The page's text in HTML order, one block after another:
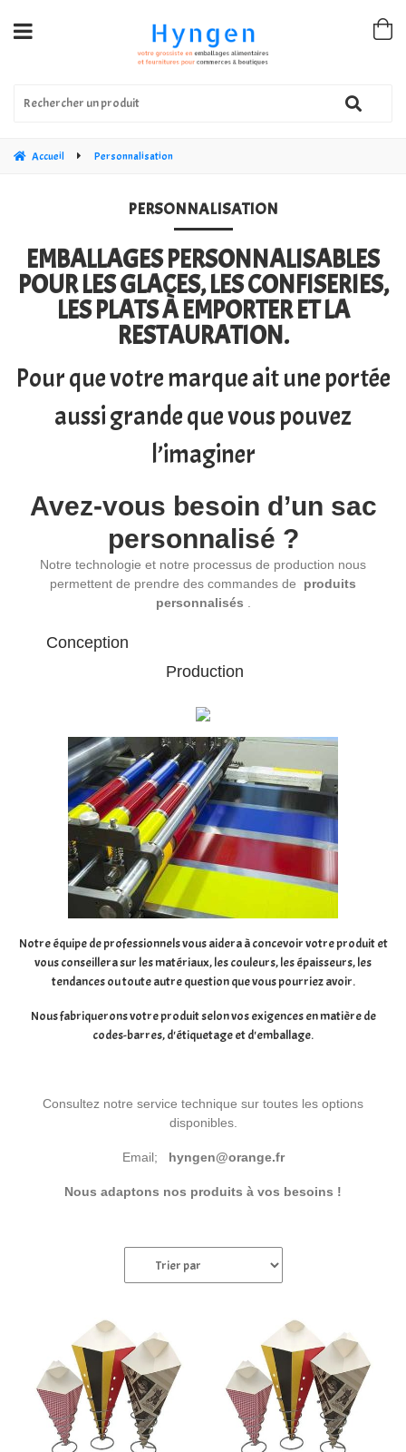
Accueil Personnalisation
PERSONNALISATION
EMBALLAGES PERSONNALISABLES
POUR LES GLACES, LES CONFISERIES,
LES PLATS À EMPORTER ET LA
RESTAURATION.
Pour que votre marque ait une portée
aussi grande que vous pouvez
l’imaginer
Avez-vous besoin d’un sac
personnalisé ?
Notre technologie et notre processus de production nous
permettent de prendre des commandes de produits
personnalisés
Conception
Production
Notre équipe de professionnels vous aidera à concevoir votre produit et
vous conseillera sur les matériaux, les couleurs, les épaisseurs, les
tendances ou toute autre question que vous pourriez avoir.
Nous fabriquerons votre produit selon vos exigences en matière de
codes-barres, d'étiquetage et d'emballage.
Consultez notre service technique sur toutes les options
disponibles.
Email; hyngen@orange.fr
Nous adaptons nos produits à vos besoins !